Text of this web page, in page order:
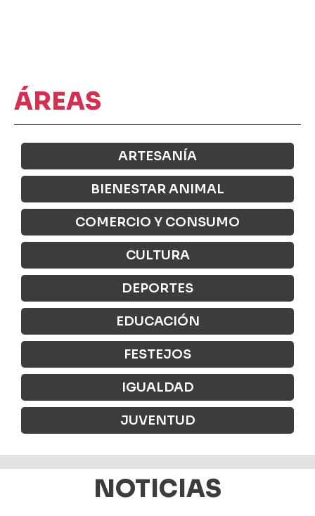
ÁREAS
ARTESANÍA
BIENESTAR ANIMAL
COMERCIO Y CONSUMO
CULTURA
DEPORTES
EDUCACIÓN
FESTEJOS
IGUALDAD
JUVENTUD
NOTICIAS